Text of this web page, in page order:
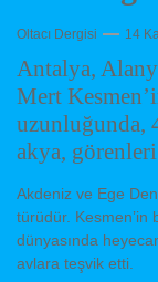
Oltacı Dergisi 14
Antalya,
Mert
uzunluğunda,
akya, görenleri
Akdeniz ve Ege
türüdür. Kesmen’in
dünyasında
avlara teşvik etti.